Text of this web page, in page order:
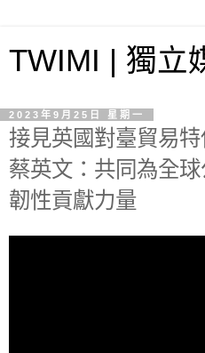
TWIMI | 獨立
2023年9月25日 星期一
接見英國對臺貿易
蔡英文：共同為全
韌性貢獻力量